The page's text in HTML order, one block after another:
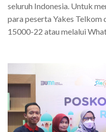
seluruh Indonesia. Untuk
para peserta Yakes Telkom
15000-22 atau melalui